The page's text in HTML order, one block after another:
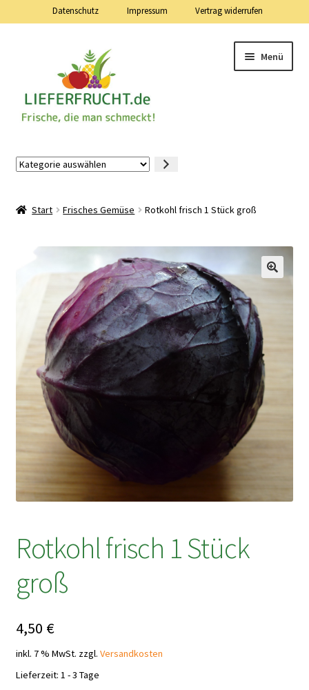
Datenschutz Impressum Vertrag widerrufen
Menü
Vertrag widerrufen
Kategorie
Start Frisches Gemüse Rotkohl frisch 1 Stück groß
Rotkohl frisch 1 Stück
groß
4,50 €
inkl. 7 % MwSt. zzgl. Versandkosten
Lieferzeit: 1 - 3 Tage